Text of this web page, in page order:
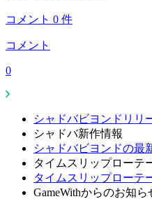
コメント 0 件
コメント
0
シャドバビヨンドリリ
シャドバ新作情報
シャドバビヨンドの最
タイムスリップローテ
タイムスリップローテ
GameWithからのお知ら